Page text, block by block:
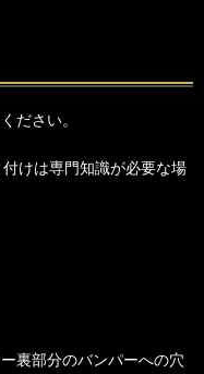
ださい。
けは専門知識が必要な場
裏部分のバンパーへの穴